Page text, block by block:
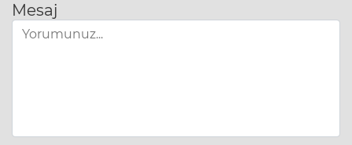
Mesaj